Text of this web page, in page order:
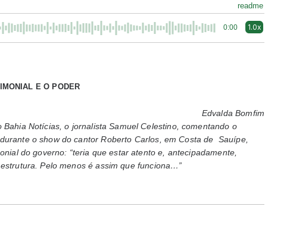
readme
0:00 1.0x
E O PODER
Edvalda Bomfim
Notícias, o jornalista Samuel Celestino, comentando o
o show do cantor Roberto Carlos, em Costa de Sauípe,
do governo: “teria que estar atento e, antecipadamente,
Pelo menos é assim que funciona…”